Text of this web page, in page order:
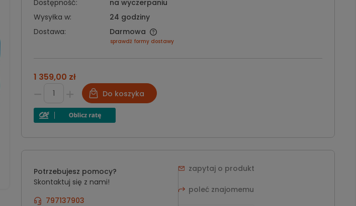
Dostępność:
na wyczerpaniu
Wysyłka w:
24 godziny
Dostawa:
Darmowa
sprawdź formy dostawy
1 359,00 zł
Do koszyka
Potrzebujesz pomocy?
Skontaktuj się z nami!
797137903
zapytaj o produkt
poleć znajomemu